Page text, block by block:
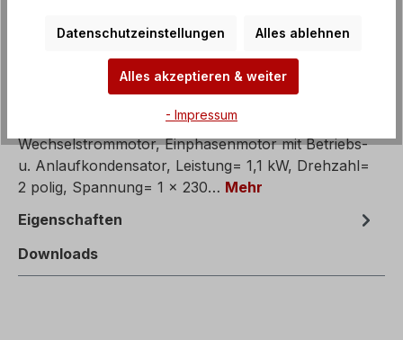
Wechselstrommotor, Einphasenmotor mit Betriebs-
u. Anlaufkondensator, Leistung= 1,1 kW, Drehzahl=
2 polig, Spannung= 1 x 230… Mehr
Eigenschaften
Downloads
Datenschutzeinstellungen Alles ablehnen
Alles akzeptieren & weiter
- Impressum